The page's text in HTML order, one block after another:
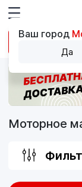
Моторное
Ваш город
Да